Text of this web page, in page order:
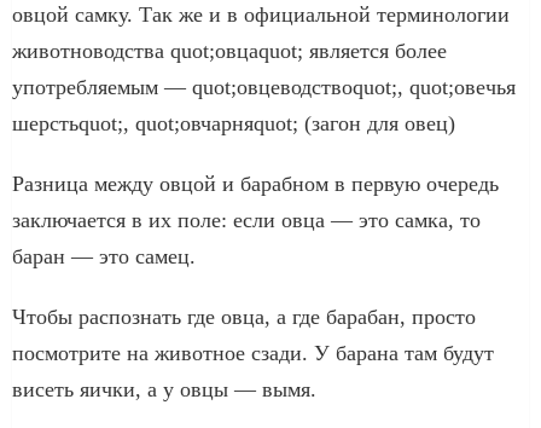
овцой самку. Так же и в официальной терминологии
животноводства quot;овцаquot; является более
употребляемым — quot;овцеводствоquot;, quot;овечья
шерстьquot;, quot;овчарняquot; (загон для овец)
Разница между овцой и барабном в первую очередь
заключается в их поле: если овца — это самка, то
баран — это самец.
Чтобы распознать где овца, а где барабан, просто
посмотрите на животное сзади. У барана там будут
висеть яички, а у овцы — вымя.